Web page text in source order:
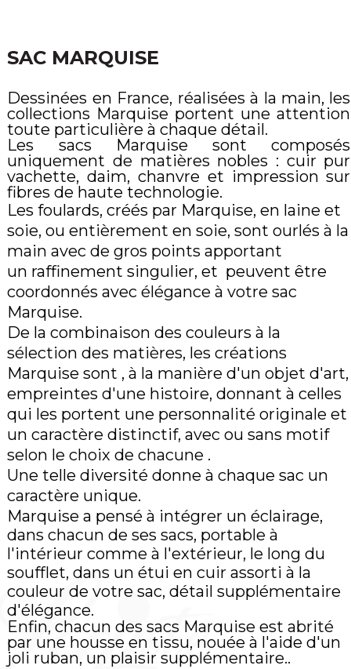
MONNAIE
CEINTURES
HOUSSES
ORDINATEUR
GRANDE
MAROQUINERIE
/ BAGAGERIE
MAROQUINERIE
FÉMININE
ÉTUIS STYLOS
TROUSSE
PORTE-CLÉS
ÉTUIS CIGARES
ÉTUIS
CIGARETTES
ÉTUIS BRIQUET
ÉTUIS CARTES
DE VISITE
CONFÉRENCIERS
PAPETERIE
SOUS-MAINS
ACCESSOIRES
DE BUREAU
BOITES À
STYLOS, À
BIJOUX
ACCESSOIRES
BOITES
VACHES COW
PARADE
ARTICLES DE
BUREAU
COFFRETS
MIROIR DE
POCHE
ACCROCHE
SAC
DIFFUSEUR
COQUES DE
TÉLÉPHONE
FEUTRE
ENCRE
BOUTEILLE
ENCRE
CARTOUCHES
GOMMES
POMPES /
CONVERTIBLES
MULTIFONCTIONS
RECHARGES
ARTICLES
FUMEURS
PLUMES DE
ARTICLES DE
BUREAU
ÉTUIS
CIGARES
CIGARES
CAVES À
CIGARES
RECHARGES
GAZ
BRIQUET
CONNECTÉS
ENCEINTES
CLÉS USB
LIMITÉES
SAC MARQUISE
Dessinées en France, réalisées à la main, les
collections Marquise portent une attention
toute particulière à chaque détail.
Les sacs Marquise sont composés
uniquement de matières nobles : cuir pur
vachette, daim, chanvre et impression sur
fibres de haute technologie.
Les foulards, créés par Marquise, en laine et
soie, ou entièrement en soie, sont ourlés à la
main avec de gros points apportant
un raffinement singulier, et peuvent être
coordonnés avec élégance à votre sac
Marquise.
De la combinaison des couleurs à la
sélection des matières, les créations
Marquise sont , à la manière d'un objet d'art,
empreintes d'une histoire, donnant à celles
qui les portent une personnalité originale et
un caractère distinctif, avec ou sans motif
selon le choix de chacune .
Une telle diversité donne à chaque sac un
caractère unique.
Marquise a pensé à intégrer un éclairage,
dans chacun de ses sacs, portable à
l'intérieur comme à l'extérieur, le long du
soufflet, dans un étui en cuir assorti à la
couleur de votre sac, détail supplémentaire
d'élégance.
Enfin, chacun des sacs Marquise est abrité
par une housse en tissu, nouée à l'aide d'un
joli ruban, un plaisir supplémentaire..